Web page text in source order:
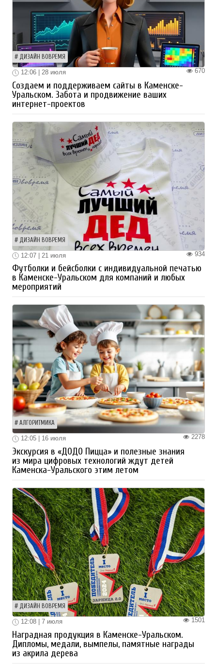
ДИЗАЙН ВОВРЕМЯ
670
12:06 | 28 июля
Создаем и поддерживаем сайты в Каменске-
Уральском. Забота и продвижение ваших
интернет-проектов
ДИЗАЙН ВОВРЕМЯ
934
12:07 | 21 июля
Футболки и бейсболки с индивидуальной печатью
в Каменске-Уральском для компаний и любых
мероприятий
АЛГОРИТМИКА
2278
12:05 | 16 июля
Экскурсия в «ДОДО Пицца» и полезные знания
из мира цифровых технологий ждут детей
Каменска-Уральского этим летом
ДИЗАЙН ВОВРЕМЯ
1501
12:08 | 7 июля
Наградная продукция в Каменске-Уральском.
Дипломы, медали, вымпелы, памятные награды
из акрила дерева